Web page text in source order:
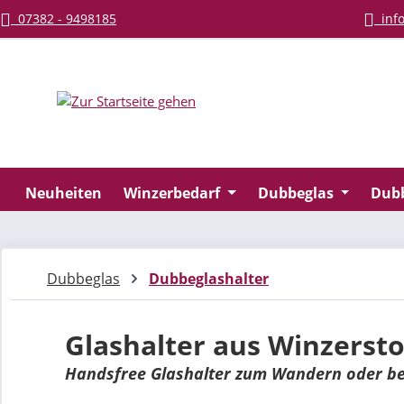
Hauptinhalt springen
Zur Suche springen
Zur Hauptnavigation springen
07382 - 9498185
Neuheiten Winzerbedarf Dubbeglas
Dubbeglas Dubbeglashalter
Glashalter aus
Handsfree Glashalter zum Wandern oder